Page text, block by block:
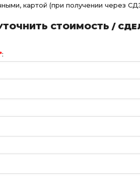
картой (при получении через
СТОИМОСТЬ /
*: